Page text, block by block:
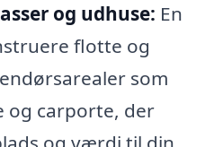
og udhuse: En
flotte og
som
og carporte, der